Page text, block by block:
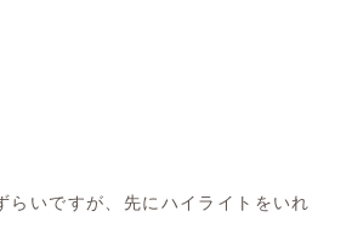
らいですが、先にハイライトをいれ